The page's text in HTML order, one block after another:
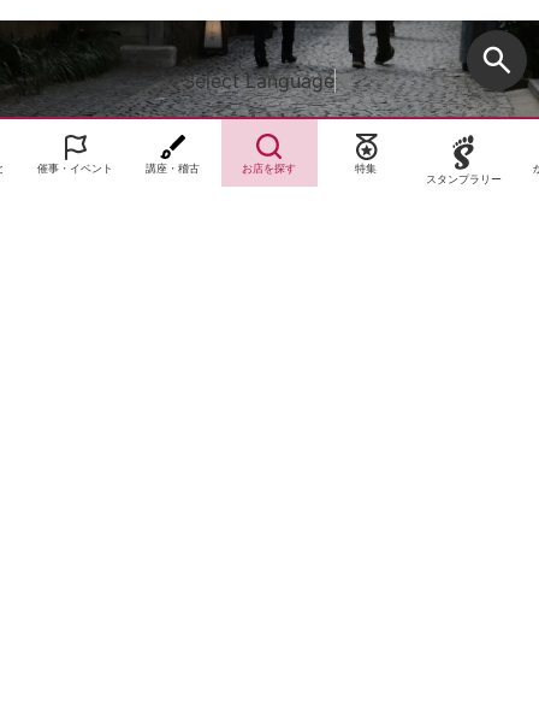
Select Language▼
催事・イベント 講座・稽古 お店を探す
特集
スタンプラリー